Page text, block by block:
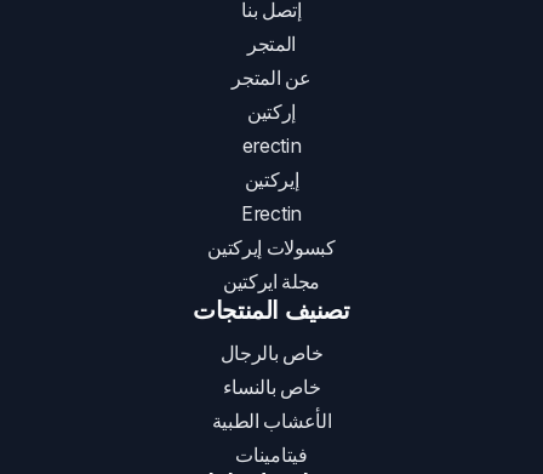
إتصل بنا
المتجر
عن المتجر
إركتين
erectin
إيركتين
Erectin
كبسولات إيركتين
مجلة ايركتين
تصنيف المنتجات
خاص بالرجال
خاص بالنساء
الأعشاب الطبية
فيتامينات